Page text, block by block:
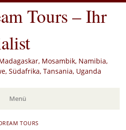
Tours – Ihr
Mosambik, Namibia,
Südafrika, Tansania, Uganda
Menü
TOURS